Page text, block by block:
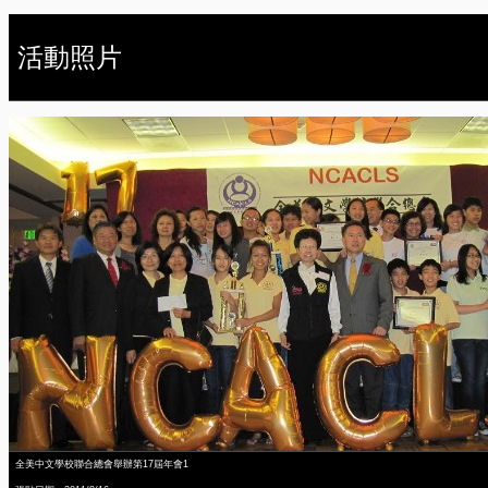
活動照片
全美中文學校聯合總會舉辦第17屆年會1